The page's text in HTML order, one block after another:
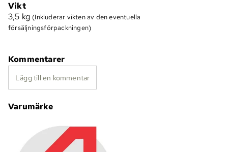
Vikt
3,5 kg (Inkluderar vikten av den eventuella
försäljningsförpackningen)
Kommentarer
Lägg till en kommentar
Varumärke